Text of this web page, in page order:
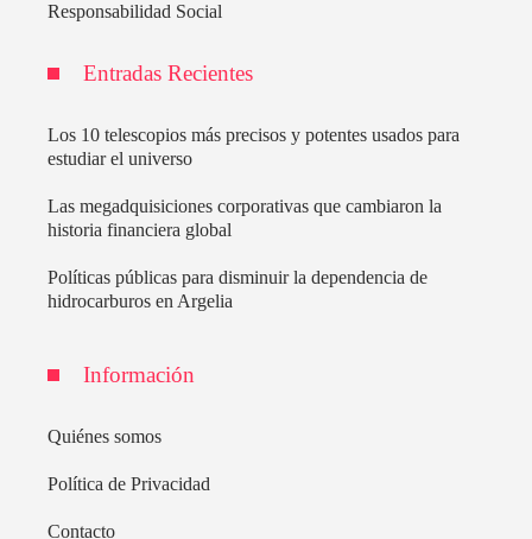
Responsabilidad Social
Entradas Recientes
Los 10 telescopios más precisos y potentes usados para
estudiar el universo
Las megadquisiciones corporativas que cambiaron la
historia financiera global
Políticas públicas para disminuir la dependencia de
hidrocarburos en Argelia
Información
Quiénes somos
Política de Privacidad
Contacto